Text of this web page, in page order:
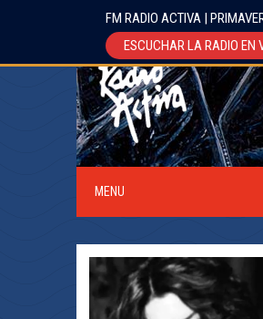
MENU
FM RADIO ACTIVA |
ESCUCHAR LA RADIO EN